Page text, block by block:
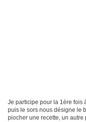
Je participe pour la 1ère fois
puis le sors nous désigne le
piocher une recette, un